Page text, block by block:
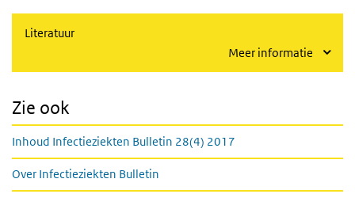
Literatuur
Meer informatie
Zie ook
Inhoud Infectieziekten Bulletin 28(4) 2017
Over Infectieziekten Bulletin